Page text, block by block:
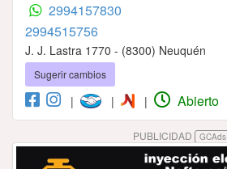
2994157830
2994515756
J. J. Lastra 1770 - (8300) Neuquén
Sugerir cambios
| | | Abierto
PUBLICIDAD GCAds